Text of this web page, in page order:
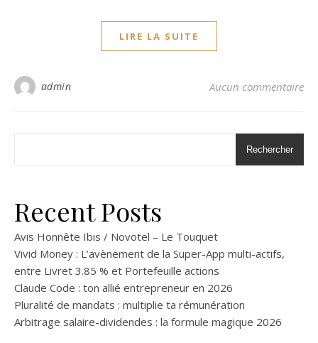
LIRE LA SUITE
admin Aucun commentaire
Rechercher
Recent Posts
Avis Honnête Ibis / Novotel – Le Touquet
Vivid Money : L’avènement de la Super-App multi-actifs,
entre Livret 3.85 % et Portefeuille actions
Claude Code : ton allié entrepreneur en 2026
Pluralité de mandats : multiplie ta rémunération
Arbitrage salaire-dividendes : la formule magique 2026